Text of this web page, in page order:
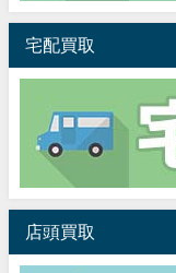
宅配買取
店頭買取